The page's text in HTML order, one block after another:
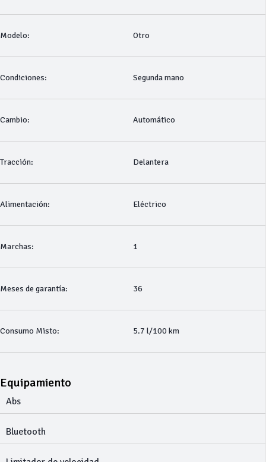
Modelo: Otro
Condiciones: Segunda mano
Cambio: Automático
Tracción: Delantera
Alimentación: Eléctrico
Marchas: 1
Meses de garantía: 36
Consumo Misto: 5.7 l/100 km
Equipamiento
Abs
Bluetooth